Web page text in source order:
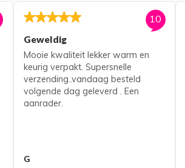
10
Geweldig
Mooie kwaliteit lekker warm en
keurig verpakt. Supersnelle
verzending..vandaag besteld
volgende dag geleverd . Een
aanrader.
G